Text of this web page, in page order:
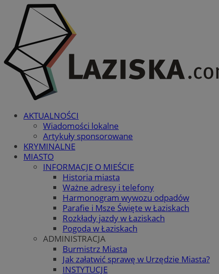
AKTUALNOŚCI
Wiadomości lokalne
Artykuły sponsorowane
KRYMINALNE
MIASTO
INFORMACJE O MIEŚCIE
Historia miasta
Ważne adresy i telefony
Harmonogram wywozu odpadów
Parafie i Msze Święte w Łaziskach
Rozkłady jazdy w Łaziskach
Pogoda w Łaziskach
ADMINISTRACJA
Burmistrz Miasta
Jak załatwić sprawę w Urzędzie Miasta?
INSTYTUCJE